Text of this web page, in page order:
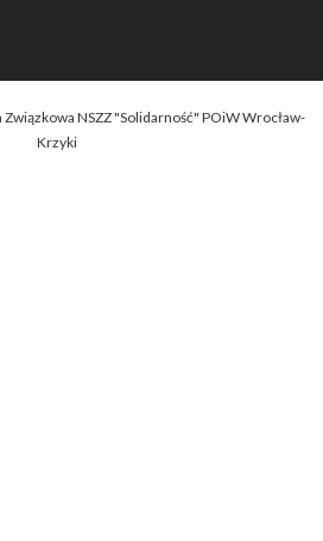
NSZZ "Solidarność" POiW Wrocław-
Krzyki